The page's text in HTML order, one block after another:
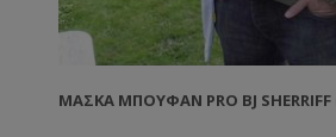
ΜΆΣΚΑ ΜΠΟΥΦΆΝ PRO BJ SHERRIFF